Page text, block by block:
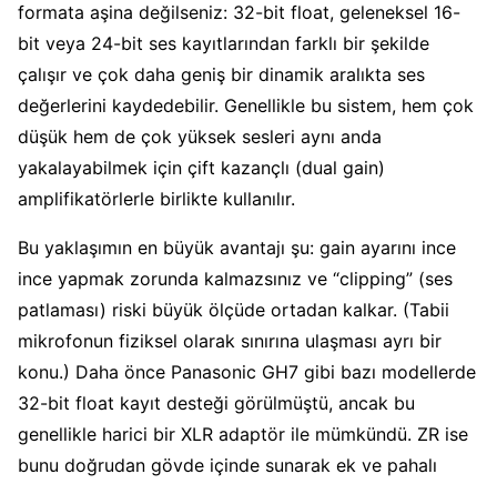
formata aşina değilseniz: 32-bit float, geleneksel 16-
bit veya 24-bit ses kayıtlarından farklı bir şekilde
çalışır ve çok daha geniş bir dinamik aralıkta ses
değerlerini kaydedebilir. Genellikle bu sistem, hem çok
düşük hem de çok yüksek sesleri aynı anda
yakalayabilmek için çift kazançlı (dual gain)
amplifikatörlerle birlikte kullanılır.
Bu yaklaşımın en büyük avantajı şu: gain ayarını ince
ince yapmak zorunda kalmazsınız ve “clipping” (ses
patlaması) riski büyük ölçüde ortadan kalkar. (Tabii
mikrofonun fiziksel olarak sınırına ulaşması ayrı bir
konu.) Daha önce Panasonic GH7 gibi bazı modellerde
32-bit float kayıt desteği görülmüştü, ancak bu
genellikle harici bir XLR adaptör ile mümkündü. ZR ise
bunu doğrudan gövde içinde sunarak ek ve pahalı